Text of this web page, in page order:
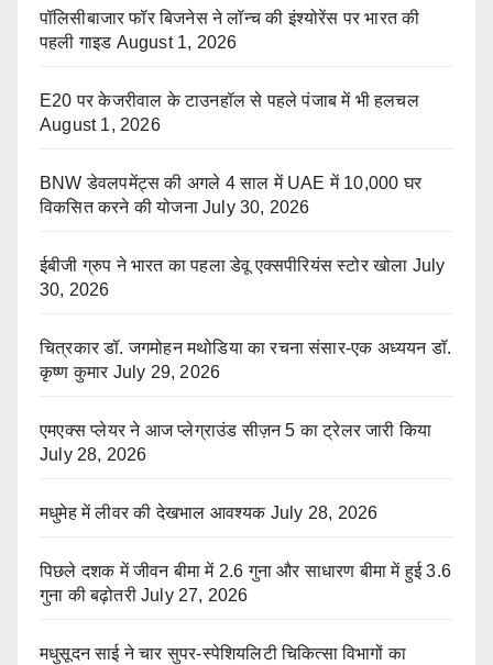
पॉलिसीबाजार फॉर बिजनेस ने लॉन्च की इंश्योरेंस पर भारत की
पहली गाइड August 1, 2026
E20 पर केजरीवाल के टाउनहॉल से पहले पंजाब में भी हलचल
August 1, 2026
BNW डेवलपमेंट्स की अगले 4 साल में UAE में 10,000 घर
विकसित करने की योजना July 30, 2026
ईबीजी ग्रुप ने भारत का पहला डेवू एक्सपीरियंस स्टोर खोला July
30, 2026
चित्रकार डॉ. जगमोहन मथोडिया का रचना संसार-एक अध्ययन डॉ.
कृष्ण कुमार July 29, 2026
एमएक्स प्लेयर ने आज प्लेग्राउंड सीज़न 5 का ट्रेलर जारी किया
July 28, 2026
मधुमेह में लीवर की देखभाल आवश्यक July 28, 2026
पिछले दशक में जीवन बीमा में 2.6 गुना और साधारण बीमा में हुई 3.6
गुना की बढ़ोतरी July 27, 2026
मधुसूदन साई ने चार सुपर-स्पेशियलिटी चिकित्सा विभागों का